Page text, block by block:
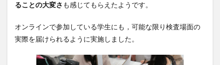
ることの大変さ も感じてもらえたようです。
オンラインで参加している学生にも，可能な限り検査場面の
実際を届けられるように実施しました。